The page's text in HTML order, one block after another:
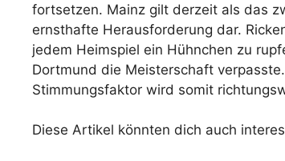
fortsetzen. Mainz gilt derzeit als das
ernsthafte Herausforderung dar.
jedem Heimspiel ein Hühnchen zu
Dortmund die Meisterschaft
Stimmungsfaktor wird somit
Diese Artikel könnten dich auch